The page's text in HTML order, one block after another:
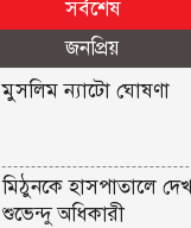
সর্বশেষ
জনপ্রিয়
মুসলিম ন্যাটো ঘোষণা
মিঠুনকে হাসপাতালে
শুভেন্দু অধিকারী